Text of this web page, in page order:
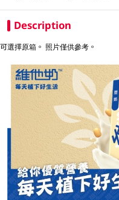
Description
可選擇原箱。 照片僅供參考。